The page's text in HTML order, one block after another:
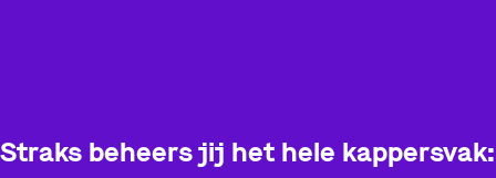
Straks beheers jij het hele kappersvak: